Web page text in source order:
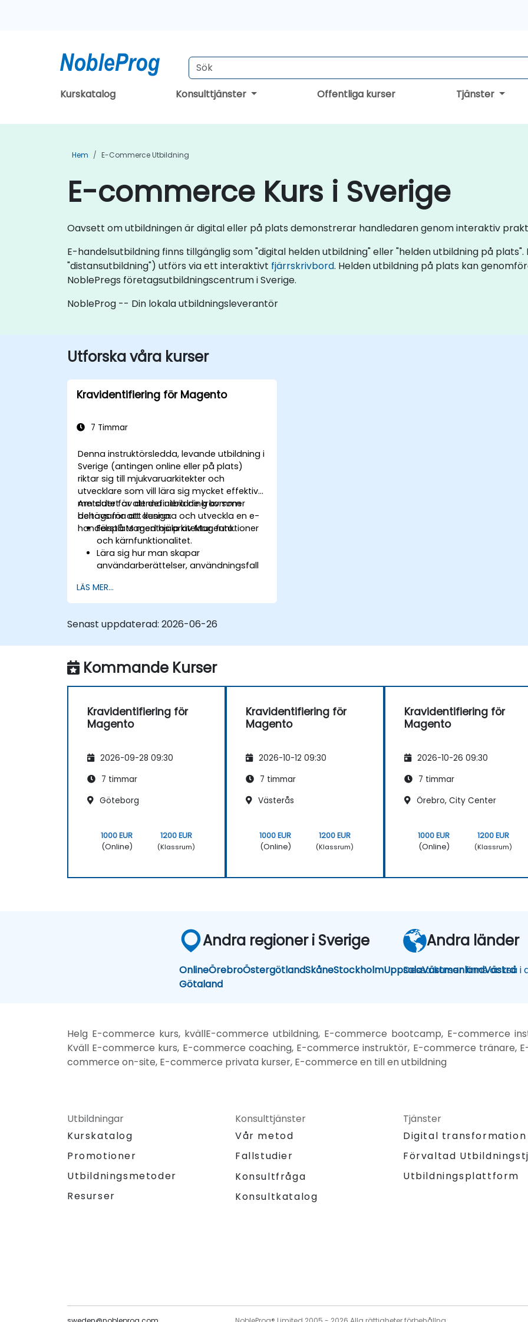
Kurskatalog Konsulttjänster Offentliga kurser Tjänster
Hem E-Commerce Utbildning
E-commerce Kurs i Sverige
Oavsett om utbildningen är digital eller på plats demonstrerar handledaren genom interaktiv
E-handelsutbildning finns tillgänglig som "digital helden utbildning" eller "helden utbildning på
"distansutbildning") utförs via ett interaktivt fjärrskrivbord. Helden utbildning på plats kan
NoblePregs företagsutbildningscentrum i Sverige.
NobleProg -- Din lokala utbildningsleverantör
Utforska våra kurser
Kravidentifiering för Magento
7 Timmar
Denna instruktörsledda, levande utbildning i
Sverige (antingen online eller på plats)
riktar sig till mjukvaruarkitekter och
utvecklare som vill lära sig mycket effektiva
metoder för att definiera de krav som
behövs för att designa och utveckla en e-
handelsplats med hjälp av Magento.
Am slutet av denna utbildning kommer
deltagarna att kunna:
Förstå Magentos arkitektur, funktioner
och kärnfunktionalitet.
Lära sig hur man skapar
användarberättelser, användningsfall
verklighetsnära scenarion.
Använda de verktyg och mallar som
samla in och definiera de
infrastrukturkrav för design och
LÄS MER...
Senast uppdaterad: 2026-06-26
Kommande Kurser
Kravidentifiering för
Magento
2026-09-28 09:30
7 timmar
Göteborg
1000 EUR
(Online)
1200 EUR
(Klassrum)
Kravidentifiering för
Magento
2026-10-12 09:30
7 timmar
Västerås
1000 EUR
(Online)
1200 EUR
(Klassrum)
Kravidentifiering för
Magento
2026-10-26 09:30
7 timmar
Örebro, City Center
1000 EUR
(Online)
1200 EUR
(Klassrum)
Andra regioner i Sverige
OnlineÖrebroÖstergötlandSkåneStockholmUppsalaVästmanlandVästra
Götaland
Andra länder
Dessa kurser finns också i
Helg E-commerce kurs, kvällE-commerce utbildning, E-commerce bootcamp, E-commerce
Kväll E-commerce kurs, E-commerce coaching, E-commerce instruktör, E-commerce tränare,
commerce on-site, E-commerce privata kurser, E-commerce en till en utbildning
Utbildningar
Kurskatalog
Promotioner
Utbildningsmetoder
Resurser
Konsulttjänster
Vår metod
Fallstudier
Konsultfråga
Konsultkatalog
Tjänster
Digital transformation
Förvaltad
Utbildningsplattform